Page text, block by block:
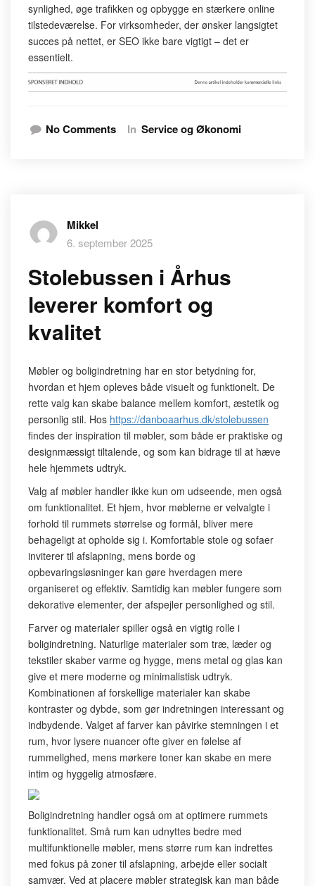
synlighed, øge trafikken og opbygge en stærkere online
tilstedeværelse. For virksomheder, der ønsker langsigtet
succes på nettet, er SEO ikke bare vigtigt – det er
essentielt.
No Comments In Service og Økonomi
Mikkel
6. september 2025
Stolebussen i Århus
leverer komfort og
kvalitet
Møbler og boligindretning har en stor betydning for,
hvordan et hjem opleves både visuelt og funktionelt. De
rette valg kan skabe balance mellem komfort, æstetik og
personlig stil. Hos https://danboaarhus.dk/stolebussen
findes der inspiration til møbler, som både er praktiske og
designmæssigt tiltalende, og som kan bidrage til at hæve
hele hjemmets udtryk.
Valg af møbler handler ikke kun om udseende, men også
om funktionalitet. Et hjem, hvor møblerne er velvalgte i
forhold til rummets størrelse og formål, bliver mere
behageligt at opholde sig i. Komfortable stole og sofaer
inviterer til afslapning, mens borde og
opbevaringsløsninger kan gøre hverdagen mere
organiseret og effektiv. Samtidig kan møbler fungere som
dekorative elementer, der afspejler personlighed og stil.
Farver og materialer spiller også en vigtig rolle i
boligindretning. Naturlige materialer som træ, læder og
tekstiler skaber varme og hygge, mens metal og glas kan
give et mere moderne og minimalistisk udtryk.
Kombinationen af forskellige materialer kan skabe
kontraster og dybde, som gør indretningen interessant og
indbydende. Valget af farver kan påvirke stemningen i et
rum, hvor lysere nuancer ofte giver en følelse af
rummelighed, mens mørkere toner kan skabe en mere
intim og hyggelig atmosfære.
Boligindretning handler også om at optimere rummets
funktionalitet. Små rum kan udnyttes bedre med
multifunktionelle møbler, mens større rum kan indrettes
med fokus på zoner til afslapning, arbejde eller socialt
samvær. Ved at placere møbler strategisk kan man både